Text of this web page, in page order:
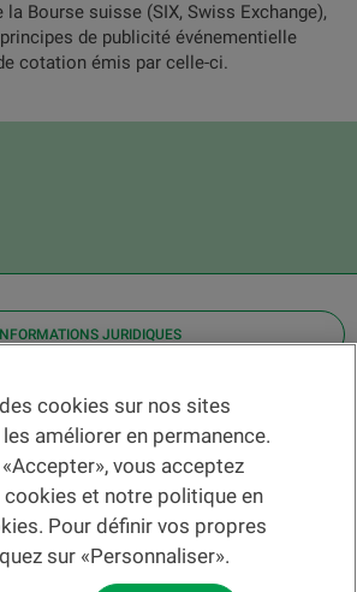
la Bourse suisse (SIX, Swiss Exchange),
de publicité événementielle
cotation émis par celle-ci.
JURIDIQUES
Contact
une agence
Aide
Actualités
Taux de change
cookies sur nos sites
améliorer en permanence.
vous acceptez
et notre politique en
Pour définir vos propres
sur «Personnaliser».